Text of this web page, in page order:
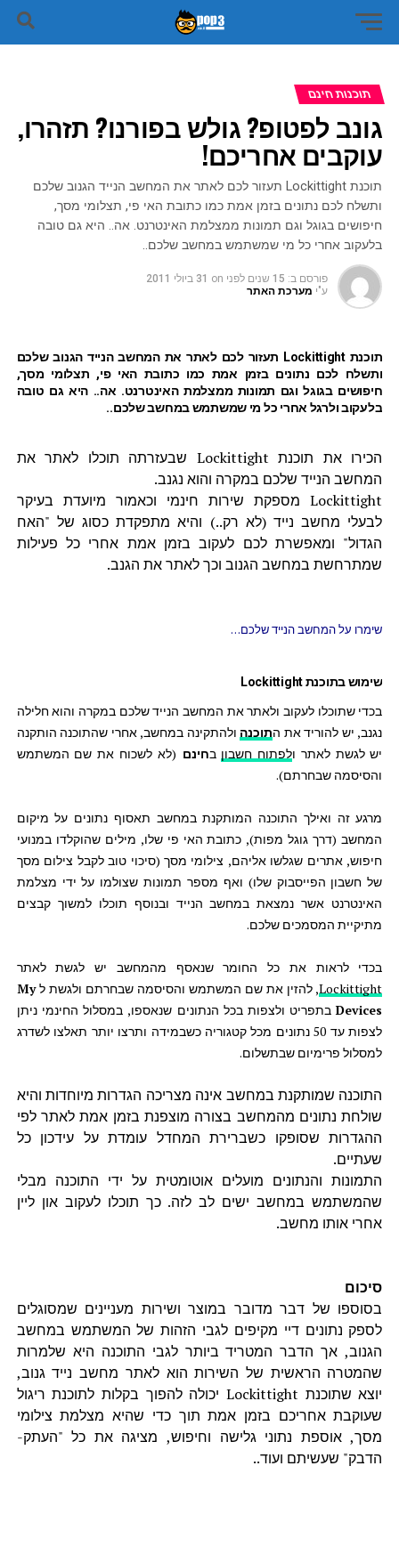
תוכנות חינם
גונב לפטופ? גולש בפורנו? תזהרו,
עוקבים אחריכם!
תוכנת Lockittight תעזור לכם לאתר את המחשב הנייד הגנוב שלכם
ותשלח לכם נתונים בזמן אמת כמו כתובת האי פי, תצלומי מסך,
חיפושים בגוגל וגם תמונות ממצלמת האינטרנט. אה.. היא גם טובה
בלעקוב אחרי כל מי שמשתמש במחשב שלכם..
פורסם ב: 15 שנים לפני on 31 ביולי 2011
ע"י מערכת האתר
תוכנת Lockittight תעזור לכם לאתר את המחשב הנייד הגנוב שלכם
ותשלח לכם נתונים בזמן אמת כמו כתובת האי פי, תצלומי מסך,
חיפושים בגוגל וגם תמונות ממצלמת האינטרנט. אה.. היא גם טובה
בלעקוב ולרגל אחרי כל מי שמשתמש במחשב שלכם..
הכירו את תוכנת Lockittight שבעזרתה תוכלו לאתר את
המחשב הנייד שלכם במקרה והוא נגנב.
Lockittight מספקת שירות חינמי וכאמור מיועדת בעיקר
לבעלי מחשב נייד (לא רק..) והיא מתפקדת כסוג של "האח
הגדול" ומאפשרת לכם לעקוב בזמן אמת אחרי כל פעילות
שמתרחשת במחשב הגנוב וכך לאתר את הגנב.
שימרו על המחשב הנייד שלכם…
שימוש בתוכנת Lockittight
בכדי שתוכלו לעקוב ולאתר את המחשב הנייד שלכם במקרה והוא חלילה
נגנב, יש להוריד את התוכנה ולהתקינה במחשב, אחרי שהתוכנה הותקנה
יש לגשת לאתר ולפתוח חשבון בחינם (לא לשכוח את שם המשתמש
והסיסמה שבחרתם).
מרגע זה ואילך התוכנה המותקנת במחשב תאסוף נתונים על מיקום
המחשב (דרך גוגל מפות), כתובת האי פי שלו, מילים שהוקלדו במנועי
חיפוש, אתרים שגלשו אליהם, צילומי מסך (סיכוי טוב לקבל צילום מסך
של חשבון הפייסבוק שלו) ואף מספר תמונות שצולמו על ידי מצלמת
האינטרנט אשר נמצאת במחשב הנייד ובנוסף תוכלו למשוך קבצים
מתיקיית המסמכים שלכם.
בכדי לראות את כל החומר שנאסף מהמחשב יש לגשת לאתר
Lockittight, להזין את שם המשתמש והסיסמה שבחרתם ולגשת לMy
Devicesבתפריט ולצפות בכל הנתונים שנאספו, במסלול החינמי ניתן
לצפות עד 50 נתונים מכל קטגוריה כשבמידה ותרצו יותר תאלצו לשדרג
למסלול פרימיום שבתשלום.
התוכנה שמותקנת במחשב אינה מצריכה הגדרות מיוחדות והיא
שולחת נתונים מהמחשב בצורה מוצפנת בזמן אמת לאתר לפי
ההגדרות שסופקו כשברירת המחדל עומדת על עידכון כל
שעתיים.
התמונות והנתונים מועלים אוטומטית על ידי התוכנה מבלי
שהמשתמש במחשב ישים לב לזה. כך תוכלו לעקוב און ליין
אחרי אותו מחשב.
סיכום
בסוספו של דבר מדובר במוצר ושירות מעניינים שמסוגלים
לספק נתונים דיי מקיפים לגבי הזהות של המשתמש במחשב
הגנוב, אך הדבר המטריד ביותר לגבי התוכנה היא שלמרות
שהמטרה הראשית של השירות הוא לאתר מחשב נייד גנוב,
יוצא שתוכנת Lockittight יכולה להפוך בקלות לתוכנת ריגול
שעוקבת אחריכם בזמן אמת תוך כדי שהיא מצלמת צילומי
מסך, אוספת נתוני גלישה וחיפוש, מציגה את כל "העתק-
הדבק" שעשיתם ועוד..